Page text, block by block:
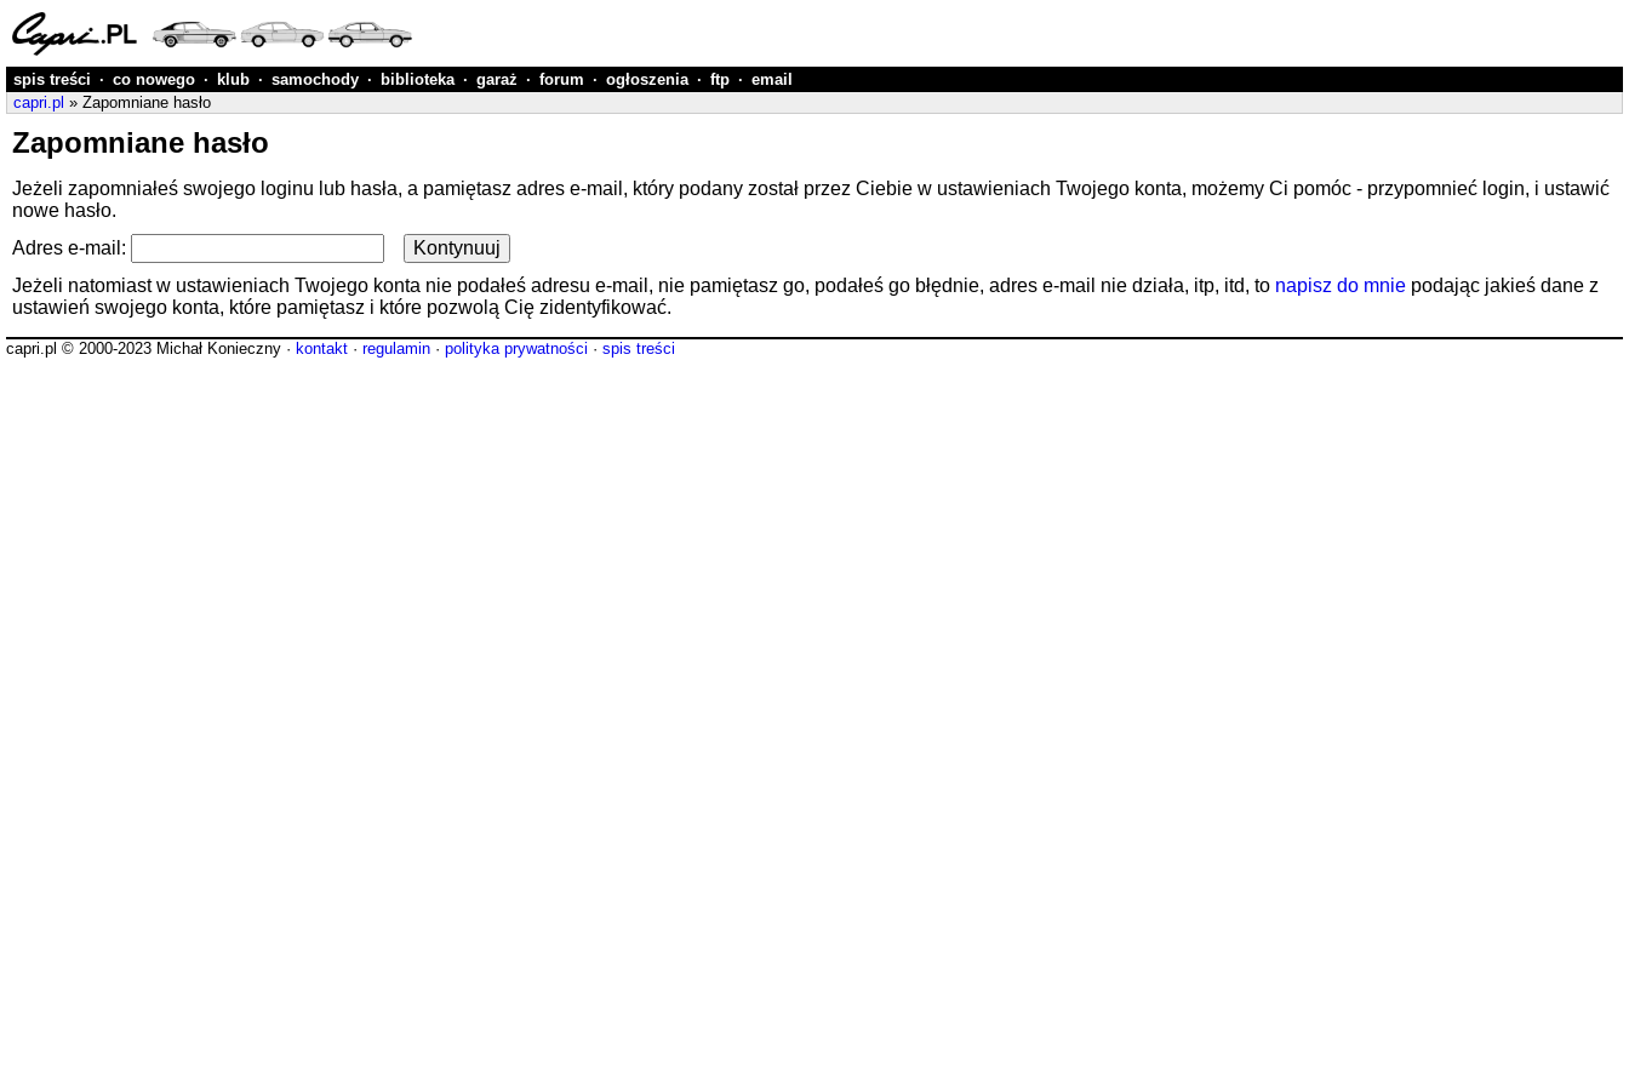
spis treści · co nowego · klub · samochody · biblioteka · garaż · forum · ogłoszenia · ftp · email
capri.pl » Zapomniane hasło
Zapomniane hasło
Jeżeli zapomniałeś swojego loginu lub hasła, a pamiętasz adres e-mail, który podany został przez Ciebie w ustawieniach Twojego konta, możemy Ci pomóc - przypomnieć login, i ustawić
nowe hasło.
Adres e-mail:
Jeżeli natomiast w ustawieniach Twojego konta nie podałeś adresu e-mail, nie pamiętasz go, podałeś go błędnie, adres e-mail nie działa, itp, itd, to napisz do mnie podając jakieś dane z
ustawień swojego konta, które pamiętasz i które pozwolą Cię zidentyfikować.
capri.pl © 2000-2023 Michał Konieczny · kontakt · regulamin · polityka prywatności · spis treści